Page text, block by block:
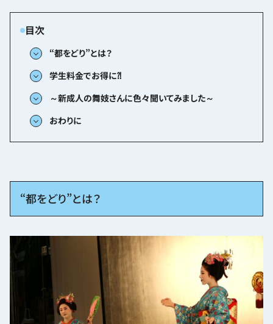
“都をどり”とは？
学生料金でお得に⁈
～新成人の舞妓さんに色々聞いてみました～
おわりに
“都をどり”とは？